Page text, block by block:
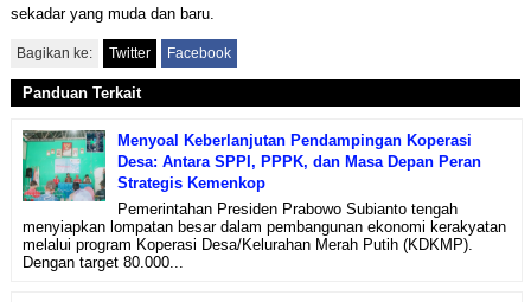
sekadar yang muda dan baru.
Bagikan ke: Twitter Facebook
Panduan Terkait
Menyoal Keberlanjutan Pendampingan Koperasi
Desa: Antara SPPI, PPPK, dan Masa Depan Peran
Strategis Kemenkop
Pemerintahan Presiden Prabowo Subianto tengah
menyiapkan lompatan besar dalam pembangunan ekonomi kerakyatan
melalui program Koperasi Desa/Kelurahan Merah Putih (KDKMP).
Dengan target 80.000...